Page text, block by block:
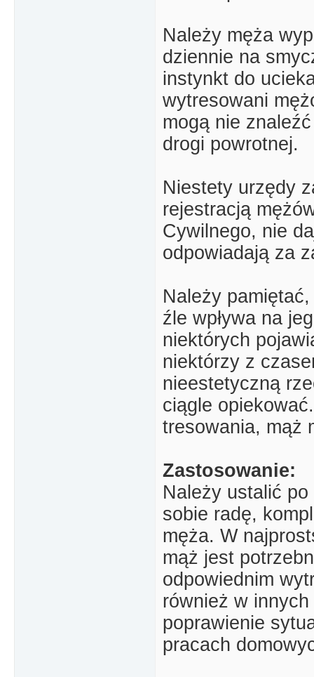
Należy męża
dziennie na
instynkt do
wytresowani
mogą nie
drogi powrotnej.
Niestety urzędy
rejestracją
Cywilnego, nie
odpowiadają za
Należy
źle wpływa na
niektórych
niektórzy z
nieestetyczną
ciągle
tresowania, mąż
Zastosowanie:
Należy ustalić
sobie radę,
męża. W
mąż jest
odpowiednim
również w
poprawienie
pracach